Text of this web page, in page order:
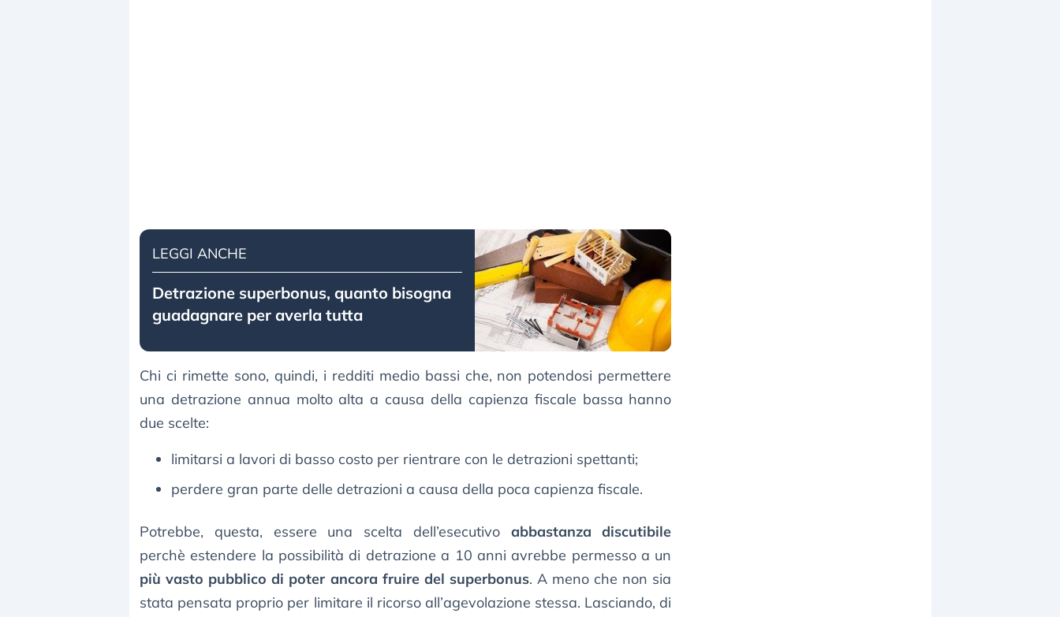
LEGGI ANCHE
Detrazione superbonus, quanto bisogna
guadagnare per averla tutta
Chi ci rimette sono, quindi, i redditi medio bassi che, non potendosi permettere
una detrazione annua molto alta a causa della capienza fiscale bassa hanno
due scelte:
limitarsi a lavori di basso costo per rientrare con le detrazioni spettanti;
perdere gran parte delle detrazioni a causa della poca capienza fiscale.
Potrebbe, questa, essere una scelta dell’esecutivo abbastanza discutibile
perchè estendere la possibilità di detrazione a 10 anni avrebbe permesso a un
più vasto pubblico di poter ancora fruire del superbonus. A meno che non sia
stata pensata proprio per limitare il ricorso all’agevolazione stessa. Lasciando, di